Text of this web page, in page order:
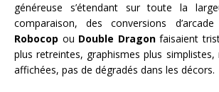
généreuse s’étendant sur toute la
comparaison, des conversions
Robocop ou Double Dragonfaisaient
plus retreintes, graphismes plus
affichées, pas de dégradés dans les décors.